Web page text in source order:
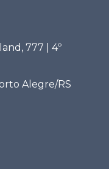
777 | 4º
Alegre/RS